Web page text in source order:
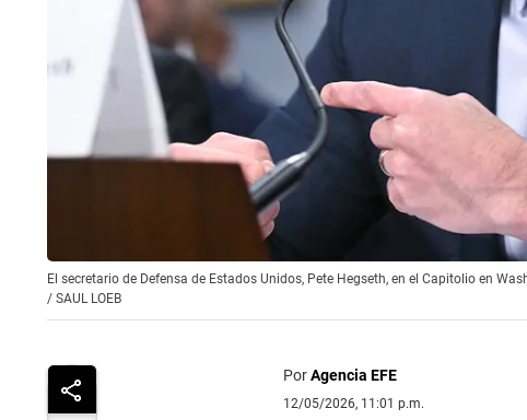
El secretario de Defensa de Estados Unidos, Pete Hegseth, en el Capitolio en
/ SAUL LOEB
PorAgencia EFE
12/05/2026, 11:01 p.m.